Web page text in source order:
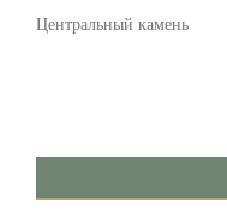
Центральный камень